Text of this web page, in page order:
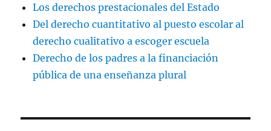
Los derechos prestacionales del Estado
Del derecho cuantitativo al puesto escolar al
derecho cualitativo a escoger escuela
Derecho de los padres a la financiación
pública de una enseñanza plural